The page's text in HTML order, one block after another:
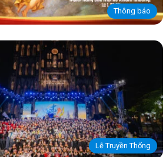
Thông báo
Lễ Truyền Thống